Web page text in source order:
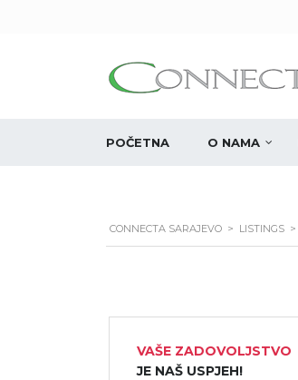
POČETNA O NAMA
CONNECTA SARAJEVO > LISTINGS >
VAŠE ZADOVOLJSTVO
JE NAŠ USPJEH!